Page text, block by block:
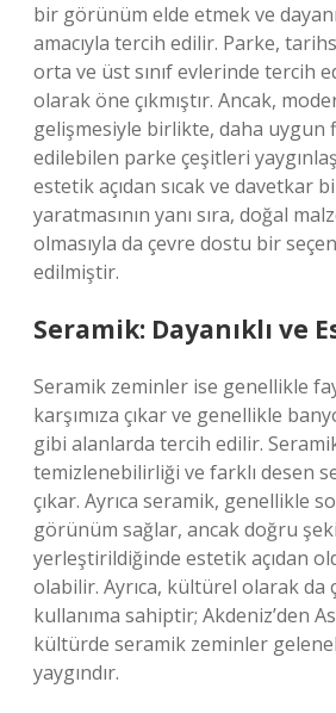
bir görünüm elde etmek ve
amacıyla tercih edilir. Parke,
orta ve üst sınıf evlerinde tercih
olarak öne çıkmıştır. Ancak,
gelişmesiyle birlikte, daha uygun
edilebilen parke çeşitleri
estetik açıdan sıcak ve davetkar
yaratmasının yanı sıra, doğal
olmasıyla da çevre dostu bir
edilmiştir.
Seramik: Dayanıklı ve
Seramik zeminler ise genellikle
karşımıza çıkar ve genellikle
gibi alanlarda tercih edilir. Seramik,
temizlenebilirliği ve farklı desen
çıkar. Ayrıca seramik, genellikle
görünüm sağlar, ancak doğru
yerleştirildiğinde estetik açıdan
olabilir. Ayrıca, kültürel olarak da
kullanıma sahiptir; Akdeniz’den
kültürde seramik zeminler
yaygındır.